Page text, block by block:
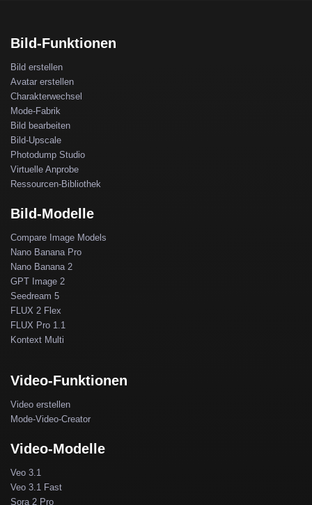
Bild-Funktionen
Bild erstellen
Avatar erstellen
Charakterwechsel
Mode-Fabrik
Bild bearbeiten
Bild-Upscale
Photodump Studio
Virtuelle Anprobe
Ressourcen-Bibliothek
Bild-Modelle
Compare Image Models
Nano Banana Pro
Nano Banana 2
GPT Image 2
Seedream 5
FLUX 2 Flex
FLUX Pro 1.1
Kontext Multi
Video-Funktionen
Video erstellen
Mode-Video-Creator
Video-Modelle
Veo 3.1
Veo 3.1 Fast
Sora 2 Pro